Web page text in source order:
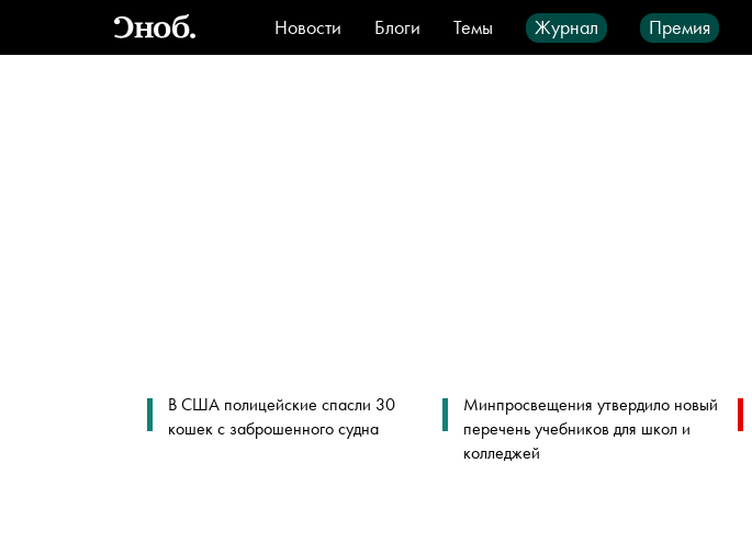
Новости Блоги Темы Журнал Премия
Стиль
Видео Город IT-продукты
В США полицейские спасли 30
кошек с заброшенного судна
Минпросвещения утвердило новый
перечень учебников для школ и
колледжей